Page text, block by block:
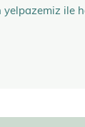
ile